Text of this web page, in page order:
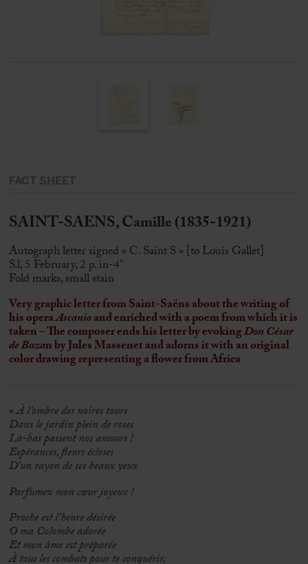
FACT SHEET
SAINT-SAENS, Camille (1835-1921)
Autograph letter signed « C. Saint S » [to Louis Gallet]
S.l, 5 February, 2 p. in-4°
Fold marks, small stain
Very graphic letter from Saint-Saëns about the writing of
his operaAscanioand enriched with a poem from which it is
taken – The composer ends his letter by evokingDon César
de Bazan by Jules Massenet and adorns it with an original
color drawing representing a flower from Africa
«À l’ombre des noires tours
Dans le jardin plein de roses
Là-bas passent nos amours !
Espérances, fleurs écloses
D’un rayon de ses beaux yeux
Parfumez mon cœur joyeux !
Proche est l’heure désirée
O ma Colombe adorée
Et mon âme est préparée